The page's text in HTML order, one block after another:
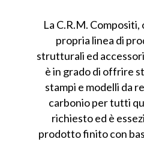
La C.R.M.
propria linea di
strutturali ed
è in grado di offrire
stampi e modelli da
carbonio per tutti
richiesto ed è
prodotto finito con